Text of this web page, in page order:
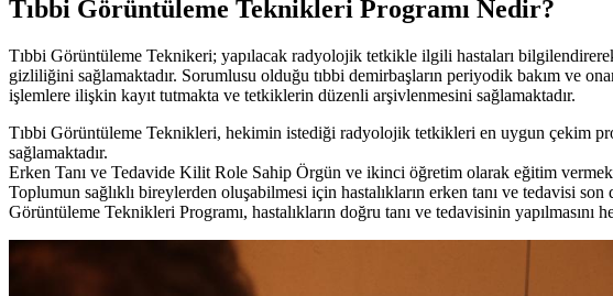
Tıbbi Görüntüleme Teknikleri Programı Nedir?
Tıbbi Görüntüleme Teknikeri; yapılacak radyolojik tetkikle ilgili hastaları
gizliliğini sağlamaktadır. Sorumlusu olduğu tıbbi demirbaşların periyodik bakım ve
işlemlere ilişkin kayıt tutmakta ve tetkiklerin düzenli arşivlenmesini sağlamaktadır.
Tıbbi Görüntüleme Teknikleri, hekimin istediği radyolojik tetkikleri en uygun çekim
sağlamaktadır.
Erken Tanı ve Tedavide Kilit Role Sahip Örgün ve ikinci öğretim olarak eğitim
Toplumun sağlıklı bireylerden oluşabilmesi için hastalıkların erken tanı ve tedavisi
Görüntüleme Teknikleri Programı, hastalıkların doğru tanı ve tedavisinin yapılmasını